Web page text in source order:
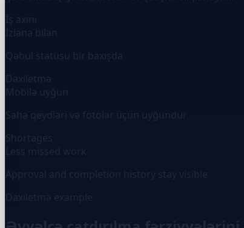
İş axını
İzlənə bilən
Qəbul statusu bir baxışda
Daxiletmə
Mobilə uyğun
Sahə qeydləri və fotolar üçün uyğundur
Shortages
Less missed work
Approval and completion history stay visible
Daxiletmə example